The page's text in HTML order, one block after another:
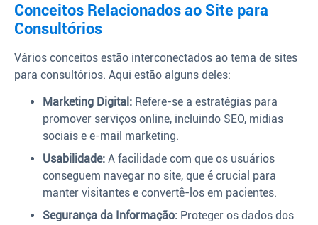
Conceitos Relacionados ao Site para
Consultórios
Vários conceitos estão interconectados ao tema de sites
para consultórios. Aqui estão alguns deles:
Marketing Digital: Refere-se a estratégias para
promover serviços online, incluindo SEO, mídias
sociais e e-mail marketing.
Usabilidade: A facilidade com que os usuários
conseguem navegar no site, que é crucial para
manter visitantes e convertê-los em pacientes.
Segurança da Informação: Proteger os dados dos